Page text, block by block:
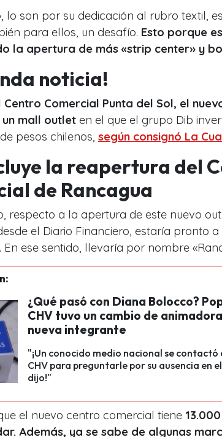
lo son por su dedicación al rubro textil,
para ellos, un desafío. Esto porque
la apertura de más «strip center» y
noticia!
Centro Comercial Punta del Sol, el
mall outlet en el que el grupo Dib
pesos chilenos, según consignó La
la reapertura del
de Rancagua
respecto a la apertura de este nuevo
el Diario Financiero, estaría pronto
En ese sentido, llevaría por nombre
¿Qué pasó con Diana Bolocco?
CHV tuvo un cambio de
nueva integrante
"¡Un conocido medio nacional se
CHV para preguntarle por su ausencia en
dijo!"
el nuevo centro comercial tiene
Además, ya se sabe de algunas